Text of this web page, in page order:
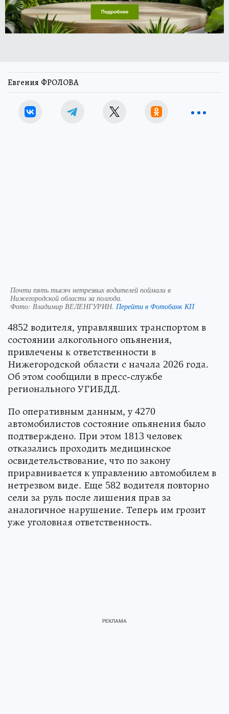
Евгения ФРОЛОВА
Почти пять тысяч нетрезвых водителей поймали в
Нижегородской области за полгода.
Фото: Владимир ВЕЛЕНГУРИН. Перейти в Фотобанк КП
4852 водителя, управлявших транспортом в
состоянии алкогольного опьянения,
привлечены к ответственности в
Нижегородской области с начала 2026 года.
Об этом сообщили в пресс-службе
регионального УГИБДД.
По оперативным данным, у 4270
автомобилистов состояние опьянения было
подтверждено. При этом 1813 человек
отказались проходить медицинское
освидетельствование, что по закону
приравнивается к управлению автомобилем в
нетрезвом виде. Еще 582 водителя повторно
сели за руль после лишения прав за
аналогичное нарушение. Теперь им грозит
уже уголовная ответственность.